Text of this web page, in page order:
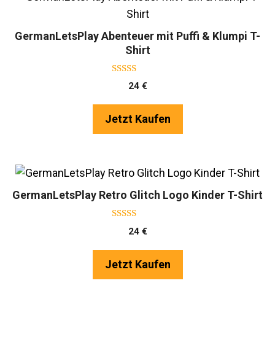
GermanLetsPlay Abenteuer mit Puffi & Klumpi T-
Shirt
5.00
von 5
24 €
Jetzt Kaufen
GermanLetsPlay Retro Glitch Logo Kinder T-Shirt
5.00
von 5
24 €
Jetzt Kaufen